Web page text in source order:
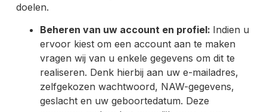
doelen.
Beheren van uw account en profiel: Indien u
ervoor kiest om een account aan te maken
vragen wij van u enkele gegevens om dit te
realiseren. Denk hierbij aan uw e-mailadres,
zelfgekozen wachtwoord, NAW-gegevens,
geslacht en uw geboortedatum. Deze